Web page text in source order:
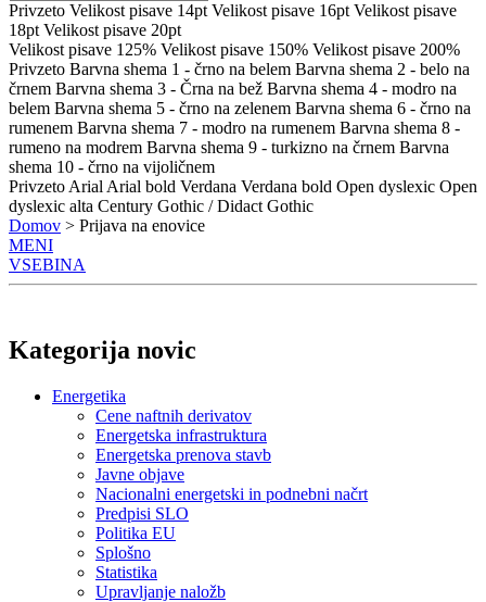
Privzeto Velikost pisave 14pt Velikost pisave 16pt Velikost pisave
18pt Velikost pisave 20pt
Velikost pisave 125% Velikost pisave 150% Velikost pisave 200%
Privzeto Barvna shema 1 - črno na belem Barvna shema 2 - belo na
črnem Barvna shema 3 - Črna na bež Barvna shema 4 - modro na
belem Barvna shema 5 - črno na zelenem Barvna shema 6 - črno na
rumenem Barvna shema 7 - modro na rumenem Barvna shema 8 -
rumeno na modrem Barvna shema 9 - turkizno na črnem Barvna
shema 10 - črno na vijoličnem
Privzeto Arial Arial bold Verdana Verdana bold Open dyslexic Open
dyslexic alta Century Gothic / Didact Gothic
Domov > Prijava na enovice
MENI
VSEBINA
Kategorija novic
Energetika
Cene naftnih derivatov
Energetska infrastruktura
Energetska prenova stavb
Javne objave
Nacionalni energetski in podnebni načrt
Predpisi SLO
Politika EU
Splošno
Statistika
Upravljanje naložb